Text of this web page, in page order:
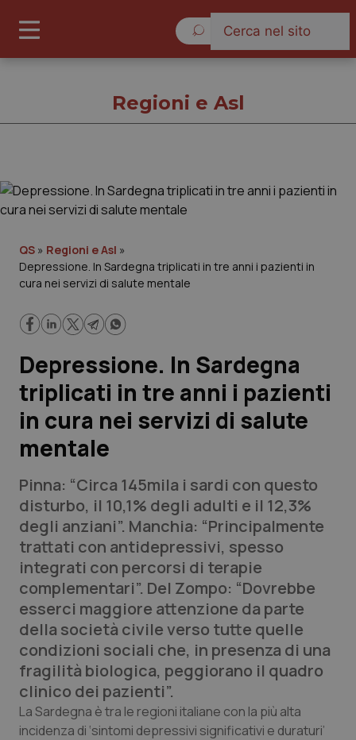
Governo e Parlamento
Regioni e Asl
Lavoro e Professioni
Scienza e Farmaci
Studi e Analisi
Lettere al direttore
Edizioni Regionali
QS Pro
Professionisti Sanitari.AI
Abruzzo
Basilicata
Calabria
QS Pro Gold
Artrite & artrosi
Asma & BPCO
QS Club Newsletter
Regioni e Asl
QS » Regioni e Asl »
Depressione. In Sardegna triplicati in tre anni i pazienti in
cura nei servizi di salute mentale
Depressione. In Sardegna
triplicati in tre anni i pazienti
in cura nei servizi di salute
mentale
Pinna: “Circa 145mila i sardi con questo
disturbo, il 10,1% degli adulti e il 12,3%
degli anziani”. Manchia: “Principalmente
trattati con antidepressivi, spesso
integrati con percorsi di terapie
complementari”. Del Zompo: “Dovrebbe
esserci maggiore attenzione da parte
della società civile verso tutte quelle
condizioni sociali che, in presenza di una
fragilità biologica, peggiorano il quadro
clinico dei pazienti”.
La Sardegna è tra le regioni italiane con la più alta
incidenza di ‘sintomi depressivi significativi e duraturi’